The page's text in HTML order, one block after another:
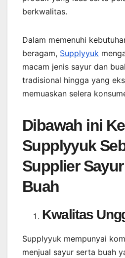
berkwalitas.
Dalam memenuhi
beragam, Supplyyuk
macam jenis sayur dan
tradisional hingga yang
memuaskan selera
Dibawah ini
Supplyyuk
Supplier
Buah
Kwalitas
Supplyyuk mempunyai
menjual sayur serta buah